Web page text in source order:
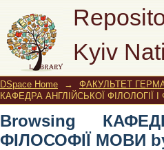
Kyiv
Browsing
DSpace Home →
ФАКУЛЬТЕТ
КАФЕДРА АНГЛІЙСЬКОЇ ФІЛОЛОГІЇ
Browsing
ФІЛОСОФІЇ МОВИ